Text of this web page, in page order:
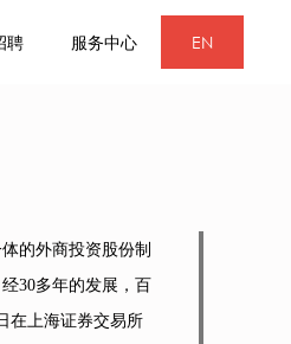
EN
聘 服务中心
的外商投资股份制
30多年的发展，百
在上海证券交易所